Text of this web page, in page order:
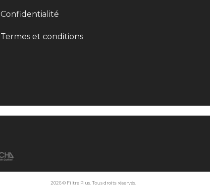
Confidentialité
Termes et conditions
2026 © Filtre Plus. Tous droits réservés.